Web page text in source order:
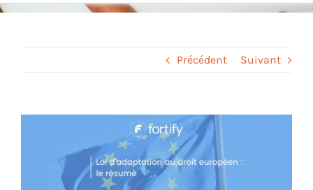
Nos clients
Fortify
Support
Précédent Suivant